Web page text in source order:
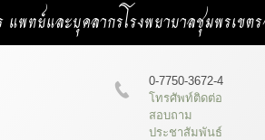
พทย์และบุคลากรโรงพยาบาลชุมพรเขต
0-7750-3672-4
โทรศัพท์ติดต่อ
สอบถาม
ประชาสัมพันธ์